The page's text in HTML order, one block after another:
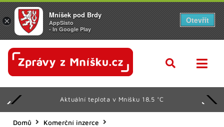
Aktuální teplota v Mníšku 18.5 °C
Domů
Komerční inzerce
×
Mníšek pod Brdy
AppSisto
- In Google Play
Otevřít